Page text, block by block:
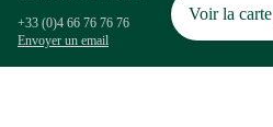
Voir la carte
+33 (0)4 66 76 76 76
Envoyer un email